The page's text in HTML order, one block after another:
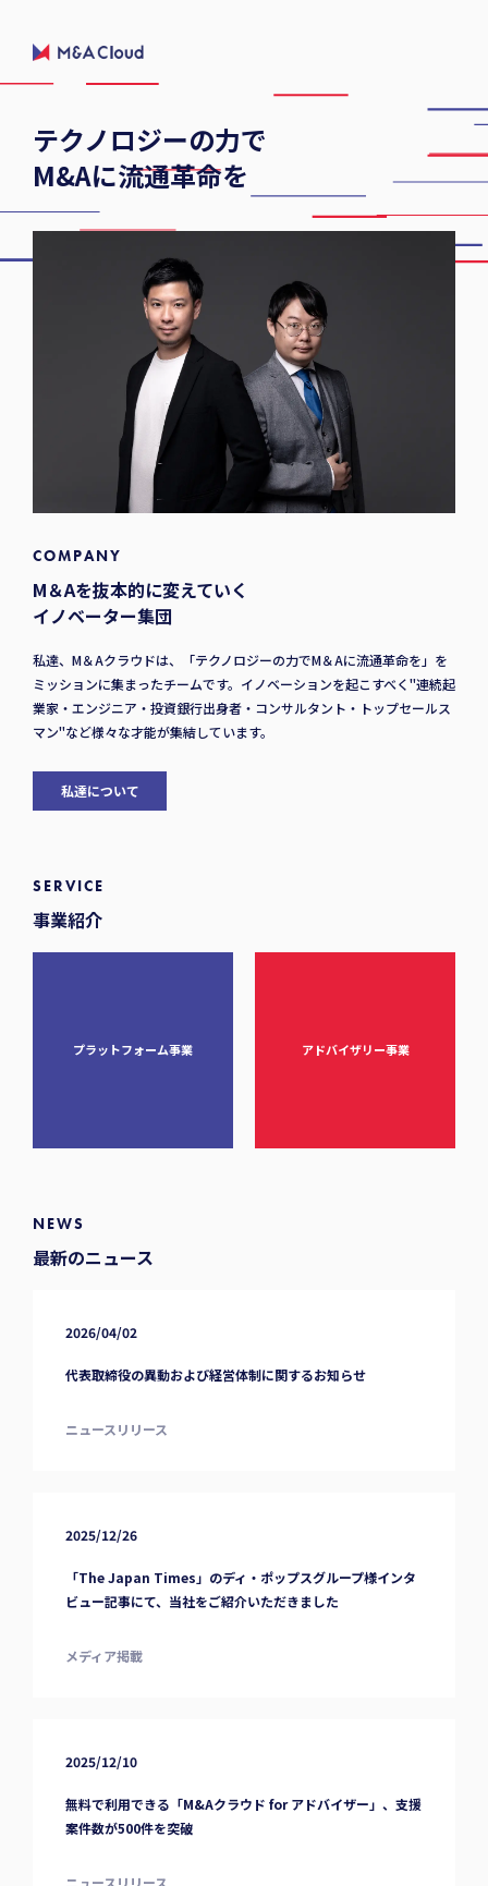
テクノロジーの力で
M&Aに流通革命を
COMPANY
M＆Aを抜本的に変えていく
イノベーター集団
私達、M＆Aクラウドは、「テクノロジーの力でM＆Aに流通革命を」を
ミッションに集まったチームです。イノベーションを起こすべく"連続起
業家・エンジニア・投資銀行出身者・コンサルタント・トップセールス
マン"など様々な才能が集結しています。
私達について
SERVICE
事業紹介
プラットフォーム事業 アドバイザリー事業
NEWS
最新のニュース
2026/04/02
代表取締役の異動および経営体制に関するお知らせ
ニュースリリース
2025/12/26
「The Japan Times」のディ・ポップスグループ様インタ
ビュー記事にて、当社をご紹介いただきました
メディア掲載
2025/12/10
無料で利用できる「M&Aクラウド for アドバイザー」、支援
案件数が500件を突破
ニュースリリース